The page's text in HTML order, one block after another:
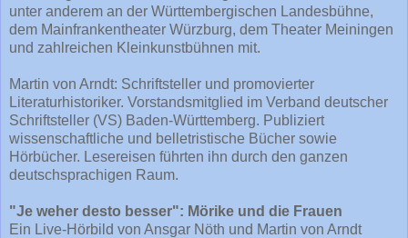
unter anderem an der Württembergischen Landesbühne,
dem Mainfrankentheater Würzburg, dem Theater Meiningen
und zahlreichen Kleinkunstbühnen mit.
Martin von Arndt: Schriftsteller und promovierter
Literaturhistoriker. Vorstandsmitglied im Verband deutscher
Schriftsteller (VS) Baden-Württemberg. Publiziert
wissenschaftliche und belletristische Bücher sowie
Hörbücher. Lesereisen führten ihn durch den ganzen
deutschsprachigen Raum.
"Je weher desto besser": Mörike und die Frauen
Ein Live-Hörbild von Ansgar Nöth und Martin von Arndt